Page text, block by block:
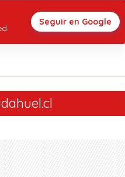
Seguir en Google